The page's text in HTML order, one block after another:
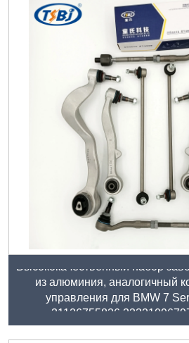
Высококачественный набор
из алюминия, аналогичный
управления для BMW 7
31126755836